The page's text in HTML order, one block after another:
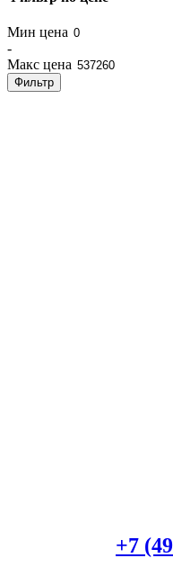
Мин цена
-
Макс цена
Фильтр
+7